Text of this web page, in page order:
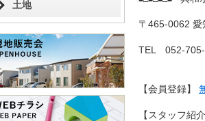
〒465-0062
TEL 052-
【会員登録】
【スタッフ紹
土地